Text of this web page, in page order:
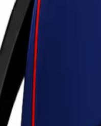
di Indonesia